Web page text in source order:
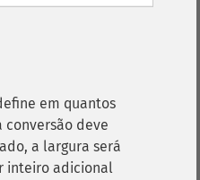
em quantos
conversão deve
a largura será
inteiro adicional